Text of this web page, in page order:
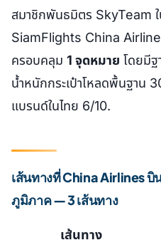
สมาชิกพันธมิตร SkyTeam
SiamFlights China
ครอบคลุม 1 จุดหมาย โดยมี
น้ำหนักกระเป๋าโหลดพื้นฐาน
แบรนด์ในไทย 6/10.
เส้นทางที่ China Airlines บิ
ภูมิภาค — 3 เส้นทาง
เส้นทาง